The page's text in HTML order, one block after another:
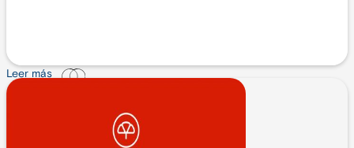
Leer más